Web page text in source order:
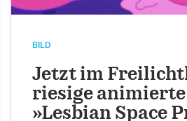
BILD
Jetzt im
riesige animierte
»Lesbian Space